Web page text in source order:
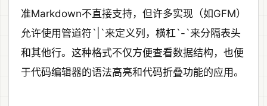
准Markdown不直接支持，但许多实现（如GFM）
允许使用管道符`|`来定义列，横杠`-`来分隔表头
和其他行。这种格式不仅方便查看数据结构，也便
于代码编辑器的语法高亮和代码折叠功能的应用。